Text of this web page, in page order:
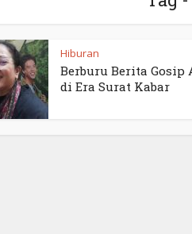
Hiburan
Berburu Berita Gosip
di Era Surat Kabar